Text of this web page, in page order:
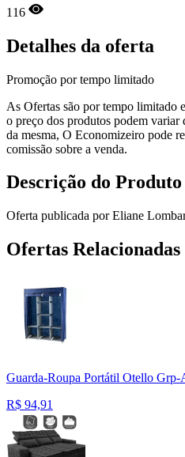
116
Detalhes da oferta
Promoção por tempo limitado
As Ofertas são por tempo limitado
o preço dos produtos podem
da mesma, O Economizeiro pode
comissão sobre a venda.
Descrição do Produto
Oferta publicada por Eliane
Ofertas Relacionadas
Guarda-Roupa Portátil Otello Grp-
R$ 94,91